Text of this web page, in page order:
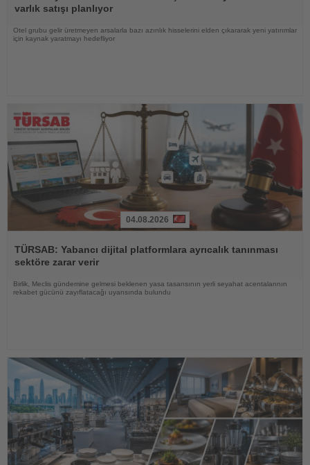
varlık satışı planlıyor
Otel grubu gelir üretmeyen arsalarla bazı azınlık hisselerini elden çıkararak yeni yatırımlar
için kaynak yaratmayı hedefliyor
Oku
04.08.2026
TÜRSAB: Yabancı dijital platformlara ayrıcalık tanınması
sektöre zarar verir
Birlik, Meclis gündemine gelmesi beklenen yasa tasarısının yerli seyahat acentalarının
rekabet gücünü zayıflatacağı uyarısında bulundu